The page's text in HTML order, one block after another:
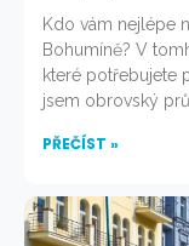
Kdo vám nejlépe
Bohumíně? V
které potřebujete
jsem obrovský
PŘEČÍST »